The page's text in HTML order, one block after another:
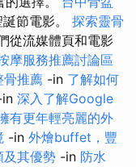
節電影。 探索靈骨
從流媒體頁和電影
摩服務推薦討論區
骨推薦 -in 了解如何
深入了解Google
有更年輕亮麗的外
-in 外燴buffet，豐
及其優勢 -in 防水